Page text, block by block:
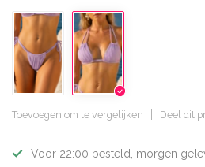
Toevoegen om te vergelijken Deel dit
Voor 22:00 besteld, morgen